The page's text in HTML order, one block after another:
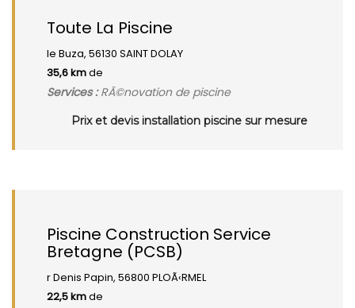
Toute La Piscine
le Buza, 56130 SAINT DOLAY
35,6 kmde
Services :RÃ©novation de piscine
Prix et devis installation piscine sur mesure
Piscine Construction Service
Bretagne (PCSB)
r Denis Papin, 56800 PLOÃ‹RMEL
22,5 kmde